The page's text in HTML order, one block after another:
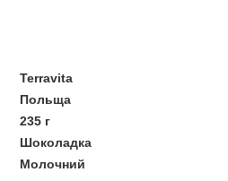
Terravita
Польща
235 г
Шоколадка
Молочний